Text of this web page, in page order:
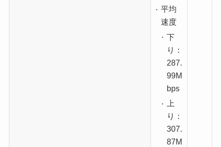
平均
速度
下
り：
287.
99M
bps
上
り：
307.
87M